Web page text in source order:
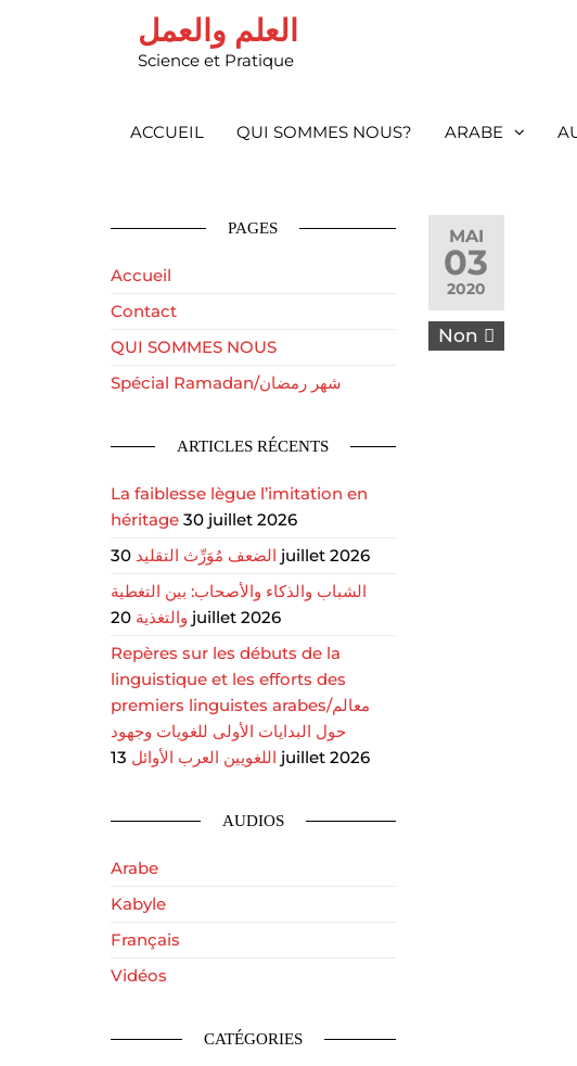
العلم والعمل
Science et Pratique
ACCUEIL QUI SOMMES NOUS? ARABE
MAI
03
2020
Non
PAGES
Accueil
Contact
QUI SOMMES NOUS
Spécial Ramadan/شهر رمضان
ARTICLES RÉCENTS
La faiblesse lègue l’imitation en
héritage 30 juillet 2026
الضعف مُوَرِّث التقليد 30 juillet 2026
الشباب والذكاء والأصحاب: بين التغطية
والتغذية 20 juillet 2026
Repères sur les débuts de la
linguistique et les efforts des
premiers linguistes arabes/معالم
حول البدايات الأولى للغويات وجهود
اللغويين العرب الأوائل 13 juillet 2026
AUDIOS
Arabe
Kabyle
Français
Vidéos
CATÉGORIES